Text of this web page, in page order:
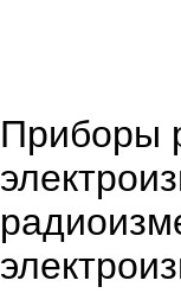
Приборы